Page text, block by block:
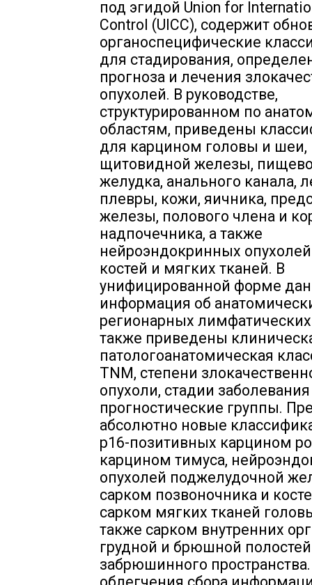
под эгидой Union for
Control (UICC), содержит
органоспецифические
для стадирования,
прогноза и лечения
опухолей. В руководстве,
структурированном по
областям, приведены
для карцином головы и шеи,
щитовидной железы,
желудка, анального канала,
плевры, кожи, яичника,
железы, полового члена и
надпочечника, а также
нейроэндокринных
костей и мягких тканей. В
унифицированной форме
информация об
регионарных лимфатических
также приведены
патологоанатомическая
TNM, степени
опухоли, стадии
прогностические группы.
абсолютно новые
p16-позитивных карцином
карцином тимуса,
опухолей поджелудочной
сарком позвоночника и
сарком мягких тканей
также сарком внутренних
грудной и брюшной
забрюшинного